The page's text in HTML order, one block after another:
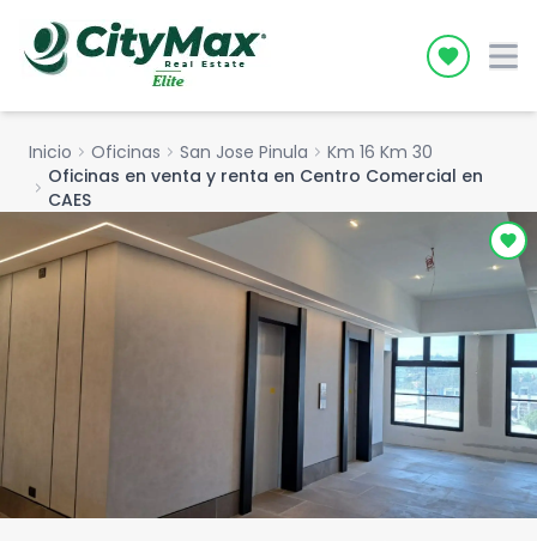
Icon
Inicio chevron_right Oficinas chevron_right San Jose Pinula chevron_right Km 16 Km 30
chevron_right Oficinas en venta y renta en Centro Comercial en
CAES